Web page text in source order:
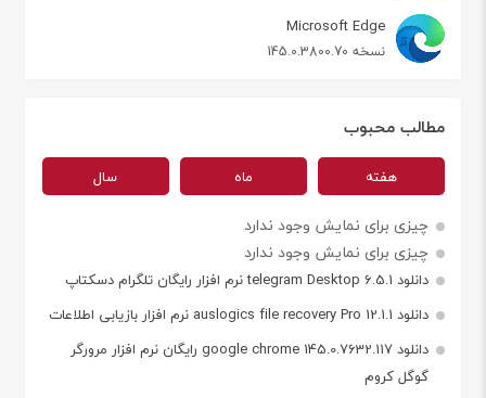
Microsoft Edge
نسخه 145.0.3800.70
مطالب محبوب
هفته ماه سال
چیزی برای نمایش وجود ندارد
چیزی برای نمایش وجود ندارد
دانلود telegram Desktop 6.5.1 نرم افزار رایگان تلگرام دسکتاپ
دانلود auslogics file recovery Pro 12.1.1 نرم افزار بازیابی اطلاعات
دانلود google chrome 145.0.7632.117 رایگان نرم افزار مرورگر
گوگل کروم